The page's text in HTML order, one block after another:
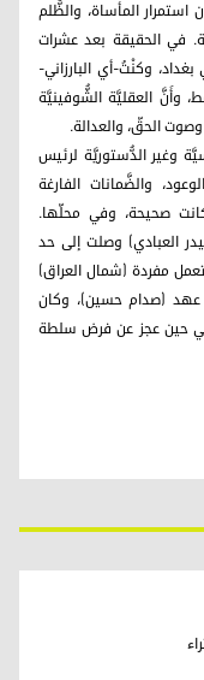
استمرار المأساة، والظُّلم
في الحقيقة بعد عشرات
وكنْتُ-أي البارزاني-
وأَنَّ العقليَّة الشُّوفينيَّة
الحقّ، والعدالة.
وغير الدُّستوريَّة لرئيس
والضَّمانات الفارغة
كانت صحيحة، وفي محلّها.
العبادي) وصلت إلى حد
مفردة (شمال العراق)
عهد (صدام حسين)، وكان
حين عجز عن فرض سلطة